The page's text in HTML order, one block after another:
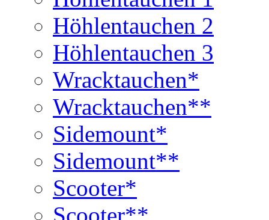
Höhlentauchen 2
Höhlentauchen 3
Wracktauchen*
Wracktauchen**
Sidemount*
Sidemount**
Scooter*
Scooter**